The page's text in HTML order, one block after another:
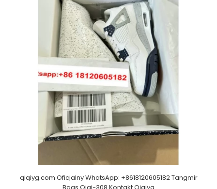
qiqiyg.com Oficjalny WhatsApp: +8618120605182 Tangmir